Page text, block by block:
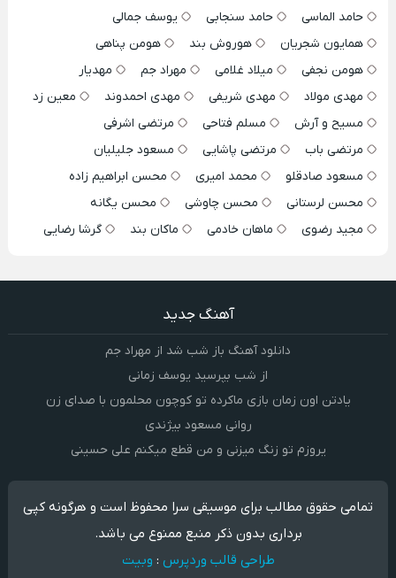
حامد الماسی
حامد سنجابی
یوسف جمالی
همایون شجریان
هوروش بند
هومن پناهی
هومن نجفی
میلاد غلامی مهراد جم
مهدیار
مهدی مولاد
مهدی شریفی مهدی احمدوند
معین زد
مسیح و آرش
مسلم فتاحی
مرتضی اشرفی
مرتضی باب
مرتضی پاشایی
مسعود جلیلیان
مسعود صادقلو
محمد امیری
محسن ابراهیم زاده
محسن لرستانی
محسن چاوشی
محسن یگانه
مجید رضوی
ماهان خادمی ماکان بند گرشا رضایی
آهنگ جدید
دانلود آهنگ باز شب شد از مهراد جم
از شب بپرسید یوسف زمانی
یادتن اون زمان بازی ماکرده تو کوچون محلمون با صدای زن
روانی مسعود بیژندی
یروزم تو زنگ میزنی و من قطع میکنم علی حسینی
تمامی حقوق مطالب برای موسیقی سرا محفوظ است و هرگونه کپی
برداری بدون ذکر منبع ممنوع می باشد.
طراحی قالب وردپرس : وبیت